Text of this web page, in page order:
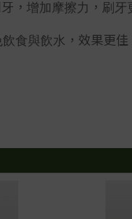
， 增加摩擦力 ， 刷牙
食與飲水 ，效果更佳